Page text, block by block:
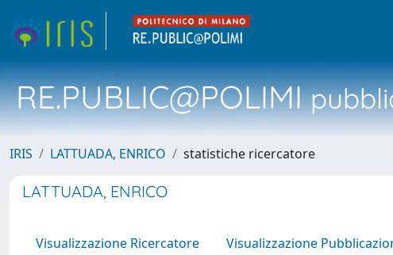
RE.PUBLIC@POLIMI
IRIS LATTUADA, ENRICO statistiche ricercatore
LATTUADA, ENRICO
Visualizzazione Ricercatore Visualizzazione